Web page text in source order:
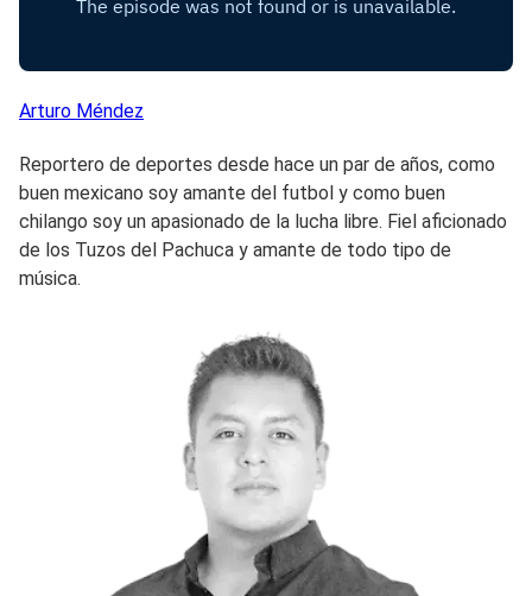
Arturo Méndez
Reportero de deportes desde hace un par de años, como
buen mexicano soy amante del futbol y como buen
chilango soy un apasionado de la lucha libre. Fiel aficionado
de los Tuzos del Pachuca y amante de todo tipo de
música.